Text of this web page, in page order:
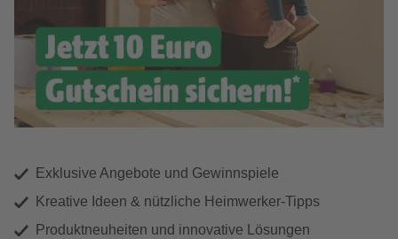
Exklusive Angebote und Gewinnspiele
Kreative Ideen & nützliche Heimwerker-Tipps
Produktneuheiten und innovative Lösungen